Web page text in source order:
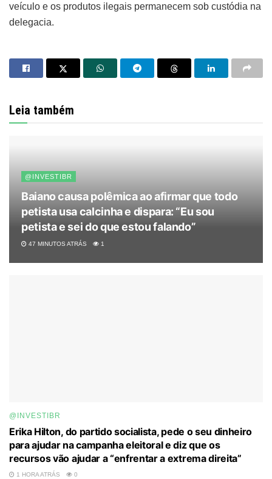
veículo e os produtos ilegais permanecem sob custódia na
delegacia.
Leia também
@INVESTIBR
Baiano causa polêmica ao afirmar que todo
petista usa calcinha e dispara: “Eu sou
petista e sei do que estou falando”
47 MINUTOS ATRÁS 1
@INVESTIBR
Erika Hilton, do partido socialista, pede o seu dinheiro
para ajudar na campanha eleitoral e diz que os
recursos vão ajudar a “enfrentar a extrema direita”
1 HORA ATRÁS 0